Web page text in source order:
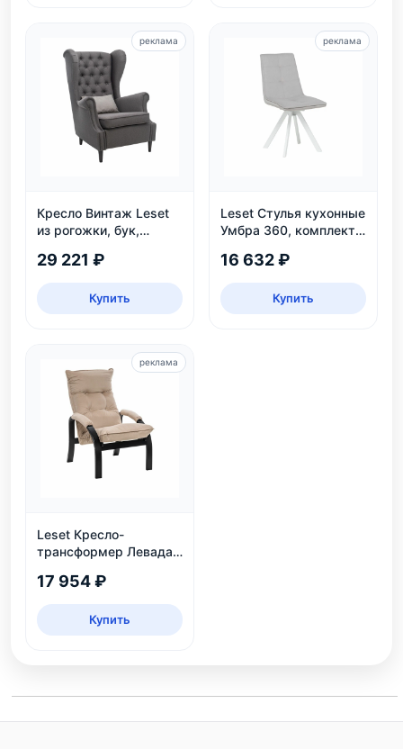
Кресло Винтаж Leset
из рогожки, бук,
интернет-магазине
29 221 ₽
Купить
реклама
Leset Стулья кухонные
Умбра 360, комплект
16 632 ₽
Купить
реклама
Leset Кресло-
трансформер Левада,
17 954 ₽
Купить
реклама